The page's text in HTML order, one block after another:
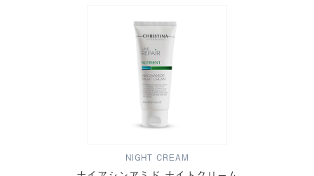
NIGHT CREAM